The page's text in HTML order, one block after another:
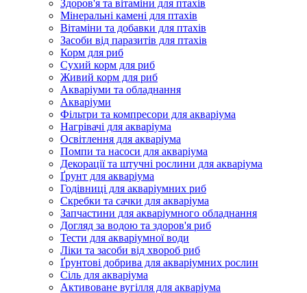
Здоров'я та вітаміни для птахів
Мінеральні камені для птахів
Вітаміни та добавки для птахів
Засоби від паразитів для птахів
Корм для риб
Сухий корм для риб
Живий корм для риб
Акваріуми та обладнання
Акваріуми
Фільтри та компресори для акваріума
Нагрівачі для акваріума
Освітлення для акваріума
Помпи та насоси для акваріума
Декорації та штучні рослини для акваріума
Ґрунт для акваріума
Годівниці для акваріумних риб
Скребки та сачки для акваріума
Запчастини для акваріумного обладнання
Догляд за водою та здоров'я риб
Тести для акваріумної води
Ліки та засоби від хвороб риб
Ґрунтові добрива для акваріумних рослин
Сіль для акваріума
Активоване вугілля для акваріума